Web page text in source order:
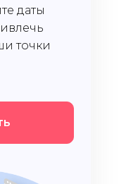
даты
точки